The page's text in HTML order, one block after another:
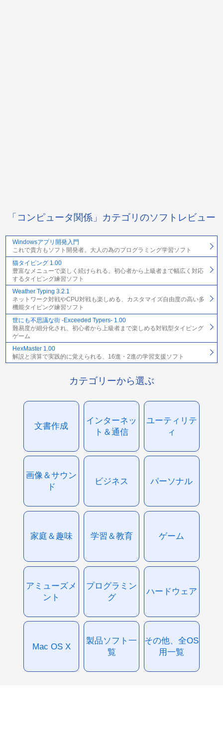
「コンピュータ関係」カテゴリのソフトレビュー
Windowsアプリ開発入門
これで貴方もソフト開発者。大人の為のプログラミング学習ソフト
猫タイピング 1.00
豊富なメニューで楽しく続けられる。初心者から上級者まで幅広く対応
するタイピング練習ソフト
Weather Typing 3.2.1
ネットワーク対戦やCPU対戦も楽しめる、カスタマイズ自由度の高い多
機能タイピング練習ソフト
世にも不思議な街 -Exceeded Typers- 1.00
難易度が細分化され、初心者から上級者まで楽しめる対戦型タイピング
ゲーム
HexMaster 1.00
解説と演算で実践的に覚えられる、16進・2進の学習支援ソフト
カテゴリーから選ぶ
文書作成
インターネッ
ト＆通信
ユーティリテ
ィ
画像＆サウン
ド
ビジネス パーソナル
家庭＆趣味 学習＆教育 ゲーム
アミューズメ
ント
プログラミン
グ
ハードウェア
Mac OS X
製品ソフト一
覧
その他、全OS
用一覧